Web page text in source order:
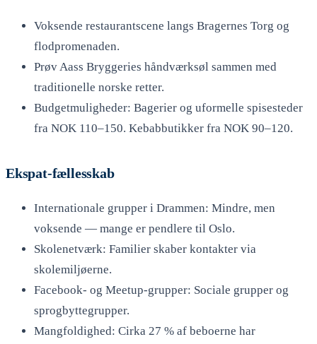
Voksende restaurantscene langs Bragernes Torg og
flodpromenaden.
Prøv Aass Bryggeries håndværksøl sammen med
traditionelle norske retter.
Budgetmuligheder: Bagerier og uformelle spisesteder
fra NOK 110–150. Kebabbutikker fra NOK 90–120.
Ekspat-fællesskab
Internationale grupper i Drammen: Mindre, men
voksende — mange er pendlere til Oslo.
Skolenetværk: Familier skaber kontakter via
skolemiljøerne.
Facebook- og Meetup-grupper: Sociale grupper og
sprogbyttegrupper.
Mangfoldighed: Cirka 27 % af beboerne har